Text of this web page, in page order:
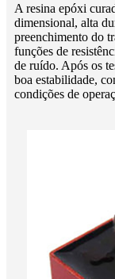
A resina epóxi
dimensional, alta
preenchimento do
funções de
de ruído. Após os
boa estabilidade,
condições de